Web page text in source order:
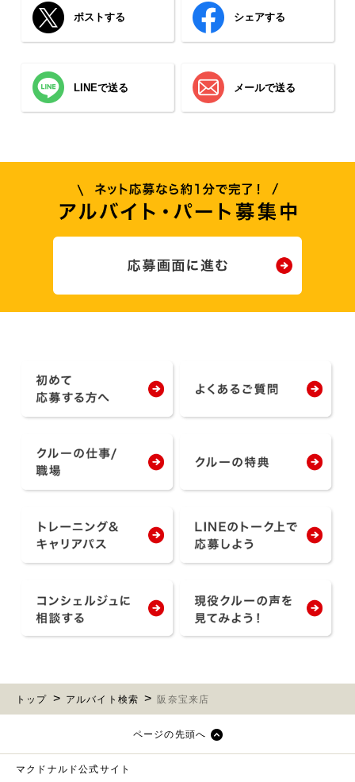
ポストする シェアする
LINEで送る メールで送る
トップ アルバイト検索 阪奈宝来店
ページの先頭へ
マクドナルド公式サイト